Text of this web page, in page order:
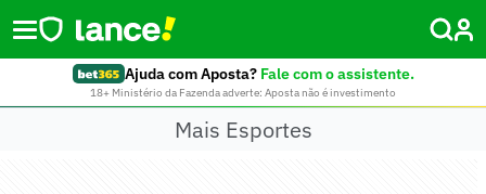
Ajuda com Aposta? Fale com o assistente.
18+ Ministério da Fazenda adverte: Aposta não é investimento
Mais Esportes